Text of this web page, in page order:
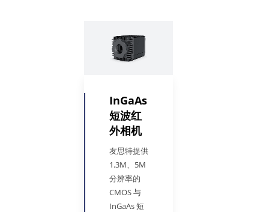
InGaAs
短波红
外相机
友思特提供
1.3M、5M
分辨率的
CMOS 与
InGaAs 短